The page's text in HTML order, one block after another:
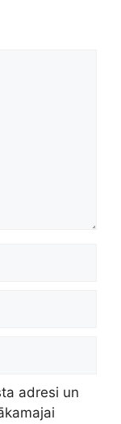
adresi un